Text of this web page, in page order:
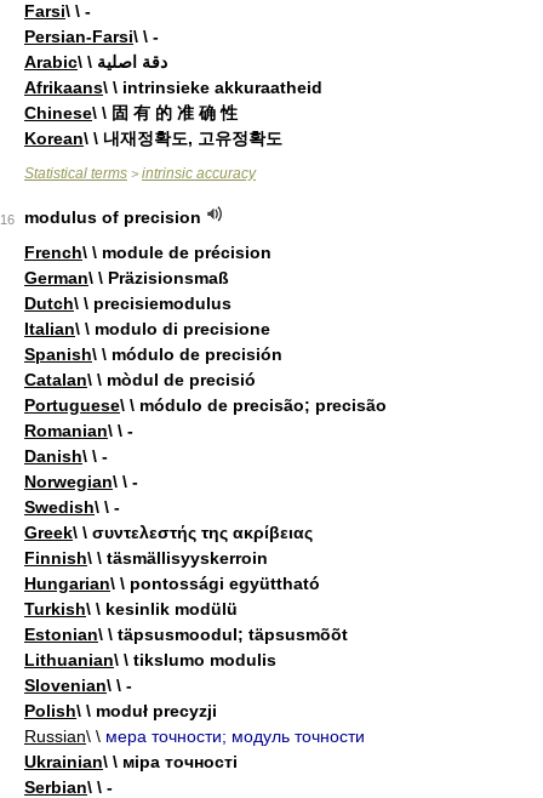
Farsi\ \ -
Persian-Farsi\ \ -
Arabic
\ \ دقة اصلية
Afrikaans\ \ intrinsieke akkuraatheid
Chinese\ \ 固 有 的 准 确 性
Korean\ \ 내재정확도, 고유정확도
Statistical terms > intrinsic accuracy
16
modulus of precision
French\ \ module de précision
German\ \ Präzisionsmaß
Dutch\ \ precisiemodulus
Italian\ \ modulo di precisione
Spanish\ \ módulo de precisión
Catalan\ \ mòdul de precisió
Portuguese\ \ módulo de precisão; precisão
Romanian\ \ -
Danish\ \ -
Norwegian\ \ -
Swedish\ \ -
Greek\ \ συντελεστής της ακρίβειας
Finnish\ \ täsmällisyyskerroin
Hungarian\ \ pontossági együttható
Turkish\ \ kesinlik modülü
Estonian\ \ täpsusmoodul; täpsusmõõt
Lithuanian\ \ tikslumo modulis
Slovenian\ \ -
Polish\ \ moduł precyzji
Russian\ \ мера точности; модуль точности
Ukrainian\ \ міра точності
Serbian\ \ -